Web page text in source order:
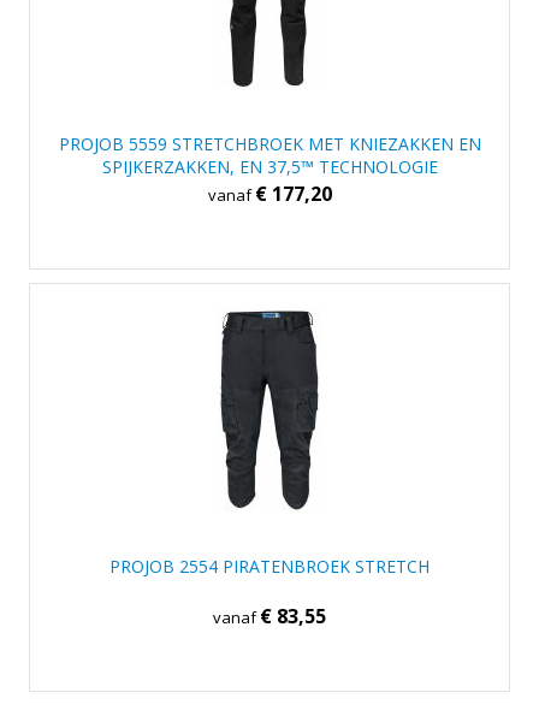
PROJOB 5559 STRETCHBROEK MET KNIEZAKKEN EN
SPIJKERZAKKEN, EN 37,5™ TECHNOLOGIE
vanaf€ 177,20
PROJOB 2554 PIRATENBROEK STRETCH
vanaf€ 83,55